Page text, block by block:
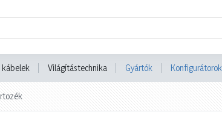
Világítástechnika Gyártók Konfigurátorok